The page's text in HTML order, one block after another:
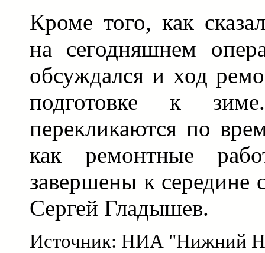
Кроме того, как
на сегодняшнем
обсуждался и ход
подготовке к
перекликаются по
как ремонтные
завершены к середине
Сергей Гладышев.
Источник: НИА "Нижний